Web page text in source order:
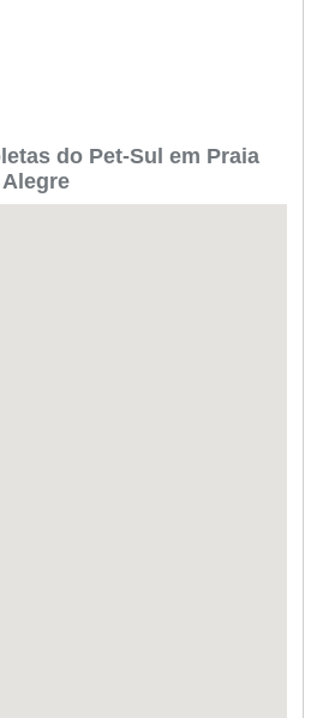
do Pet-Sul em Praia